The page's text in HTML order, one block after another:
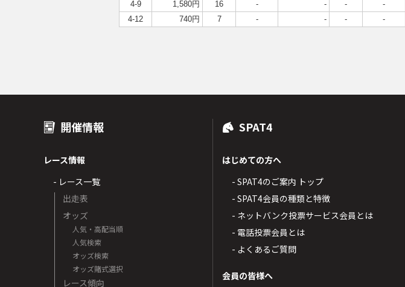
4-9
1,580円 16 - - - -
4-12
740円 7 - - - -
開催情報
レース情報
- レース一覧
出走表
オッズ
人気・高配当順
人気検索
オッズ検索
オッズ賭式選択
レース傾向
SPAT4
はじめての方へ
- SPAT4のご案内 トップ
- SPAT4会員の種類と特徴
- ネットバンク投票サービス会員とは
- 電話投票会員とは
- よくあるご質問
会員の皆様へ